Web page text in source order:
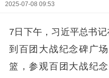
2025-07-08 09:53
7日下午，习近平总书
到百团大战纪念碑广
篮，参观百团大战纪